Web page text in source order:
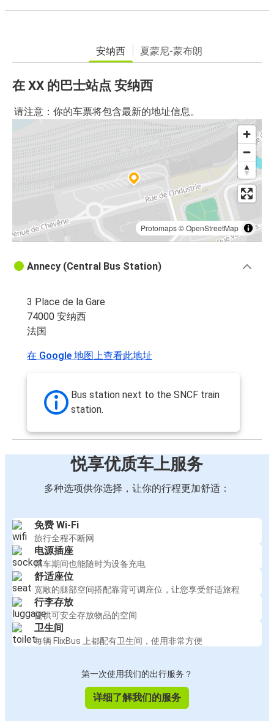
安纳西 夏蒙尼-蒙布朗
在 XX 的巴士站点 安纳西
请注意：你的车票将包含最新的地址信息。
Protomaps©OpenStreetMap
Annecy (Central Bus Station)
3 Place de la Gare
74000 安纳西
法国
在 Google 地图上查看此地址
Bus station next to the SNCF train
station.
悦享优质车上服务
多种选项供你选择，让你的行程更加舒适：
免费 Wi-Fi
旅行全程不断网
电源插座
乘车期间也能随时为设备充电
舒适座位
宽敞的腿部空间搭配靠背可调座位，让您享受舒适旅程
行李存放
提供可安全存放物品的空间
卫生间
每辆 FlixBus 上都配有卫生间，使用非常方便
第一次使用我们的出行服务？
详细了解我们的服务